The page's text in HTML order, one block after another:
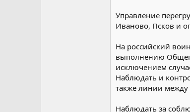
Управление
Иваново, Псков и
На российский
выполнению
исключением
Наблюдать и
также линии между
Наблюдать за